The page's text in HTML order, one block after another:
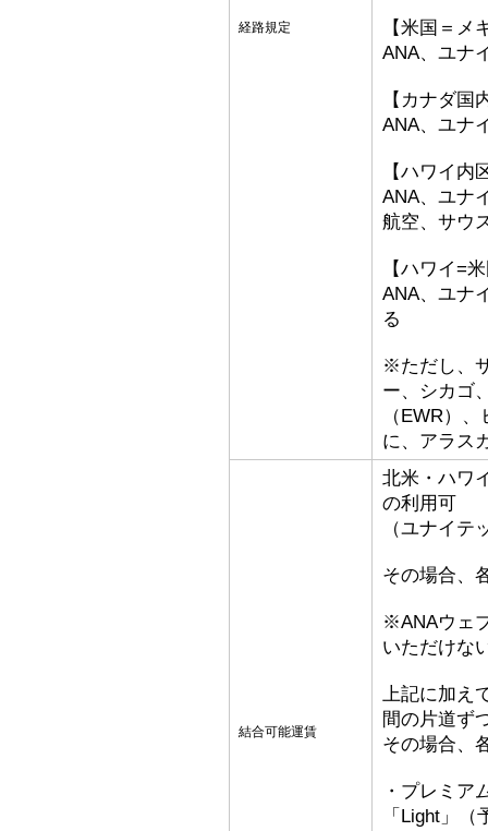
経路規定
【米国＝メ
ANA、ユナ
【カナダ国
ANA、ユナ
【ハワイ内
ANA、ユナ
航空、サウ
【ハワイ=
ANA、ユナ
る
※ただし、
ー、シカゴ
（EWR）
に、アラス
結合可能運賃
北米・ハワ
の利用可
（ユナイテ
その場合、
※ANAウェ
いただけな
上記に加え
間の片道ず
その場合、
・プレミア
「Light」